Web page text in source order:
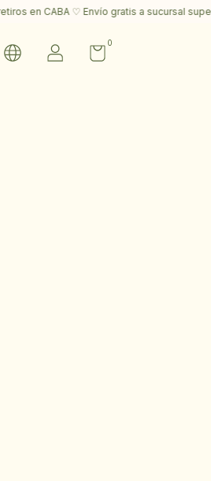
en CABA ♡ Envío gratis a sucursal
0